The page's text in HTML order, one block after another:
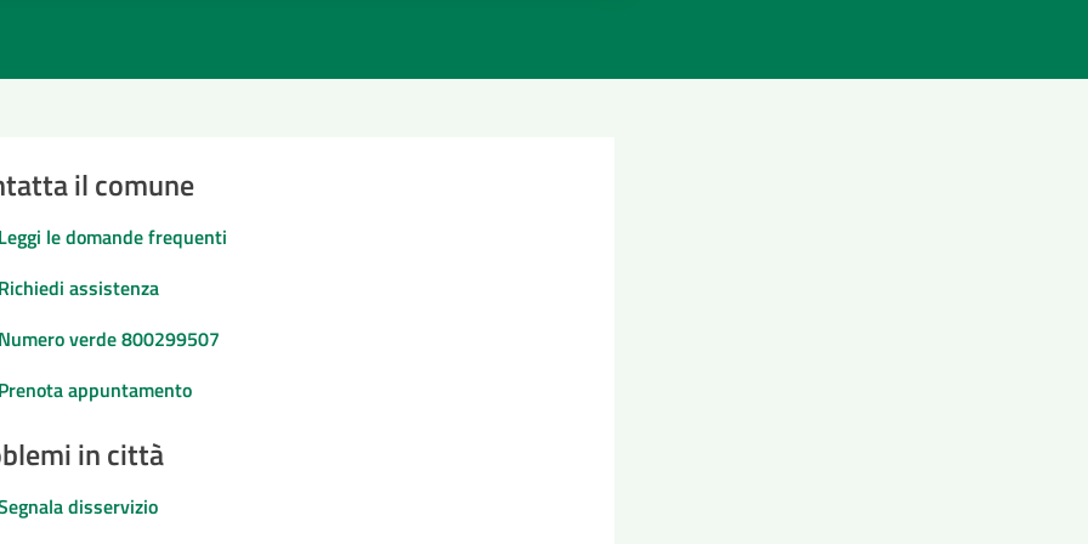
il comune
Leggi le domande frequenti
Richiedi assistenza
Numero verde 800299507
Prenota appuntamento
in città
disservizio